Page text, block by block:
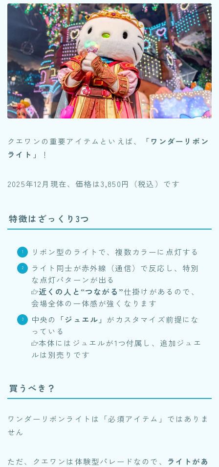
クエワンの重要アイテムといえば、
「ワンダーリボン
ライト」
！
2025年12月現在、価格は3,850円（税込）です
特徴はざっくり3つ
リボン型のライトで、複数カラーに点灯する
ライト同士が赤外線（通信）で反応し、特別
な点灯パターンが出る
近くの人と“つながる”仕掛けがあるので、
会場全体の一体感が強くなります
中央の
「ジュエル」 がカスタマイズ前提にな
っている
本体にはジュエルが1つ付属し、追加ジュエ
ルは別売りです
買うべき？
ワンダーリボンライトは「必須アイテム」ではありま
せん
ただ、クエワンは体験型パレードなので、 ライトがあ